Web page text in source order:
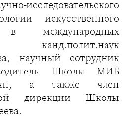
исследовательского
искусственного
в международных
канд.полит.наук
научный сотрудник
Школы МИБ
а также член
дирекции Школы